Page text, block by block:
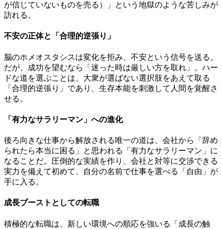
が信じていないものを売る）」という地獄のような苦しみが
訪れる。
不安の正体と「合理的逆張り」
脳のホメオスタシスは変化を拒み、不安という信号を送る。
だが、成功を望むなら「迷った時は厳しい方を取れ」。ハー
ドな道を選ぶことは、大衆が選ばない選択肢をあえて取る
「合理的逆張り」であり、生存本能を刺激して人間を覚醒さ
せる。
「有力なサラリーマン」への進化
後ろ向きな仕事から解放される唯一の道は、会社から「辞め
られたら本当に困る」と思われる「有力なサラリーマン」に
なることだ。圧倒的な実績を作り、会社と対等に交渉できる
実力を備えて初めて、自分の名前で仕事を選べる「自由」が
手に入る。
成長ブーストとしての転職
積極的な転職は、新しい環境への順応を強いる「成長の触